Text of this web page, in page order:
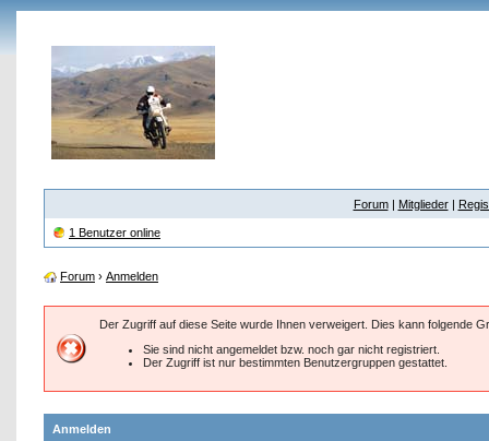
Forum| Mitglieder|
1 Benutzer online
Forum › Anmelden
Der Zugriff auf diese Seite wurde Ihnen verweigert. Dies kann folgende
Sie sind nicht angemeldet bzw. noch gar nicht registriert.
Der Zugriff ist nur bestimmten Benutzergruppen gestattet.
Anmelden